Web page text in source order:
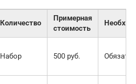
Количество
Примерная
стоимость
Набор 500 руб.